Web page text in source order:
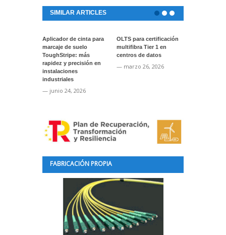
SIMILAR ARTICLES
Aplicador de cinta para
marcaje de suelo
ToughStripe: más
rapidez y precisión en
instalaciones
industriales
— junio 24, 2026
OLTS para certificación
multifibra Tier 1 en
centros de datos
— marzo 26, 2026
FABRICACIÓN PROPIA